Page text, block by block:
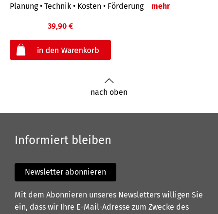
Planung • Technik • Kosten • Förderung mehr
39,90 €
nach oben
Informiert bleiben
Newsletter abonnieren
Mit dem Abonnieren unseres Newsletters willigen Sie
ein, dass wir Ihre E-Mail-Adresse zum Zwecke des